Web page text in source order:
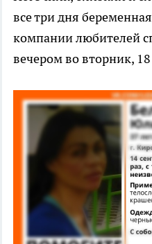
все три дня
компании любителей
вечером во вторник,